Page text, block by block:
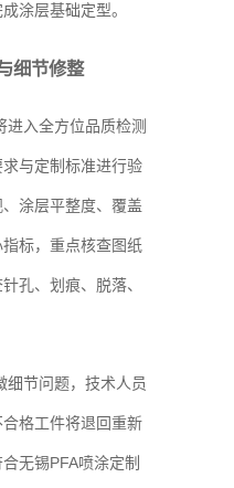
涂层基础定型。
细节修整
进入全方位品质检测
与定制标准进行验
涂层平整度、覆盖
标，重点核查图纸
孔、划痕、脱落、
细节问题，技术人员
格工件将退回重新
无锡PFA喷涂定制